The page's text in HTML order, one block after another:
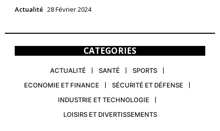
Actualité 28 Février 2024
CATEGORIES
ACTUALITÉ SANTÉ
SPORTS
ECONOMIE ET FINANCE
SÉCURITÉ ET DÉFENSE
INDUSTRIE ET TECHNOLOGIE
LOISIRS ET DIVERTISSEMENTS